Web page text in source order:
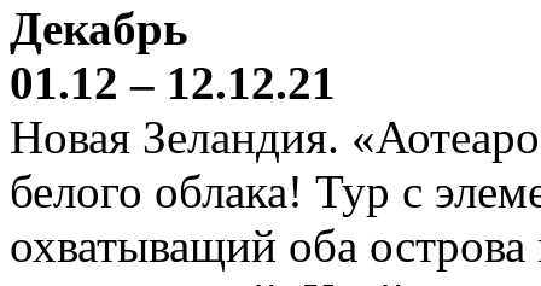
Декабрь
01.12 – 12.12.21
Новая Зеландия.
белого облака! Тур с
охватыващий оба